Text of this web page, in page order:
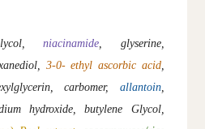
niacinamide, glyserine,
3-0- ethyl ascorbic acid,
carbomer, allantoin,
hydroxide, butylene Glycol,